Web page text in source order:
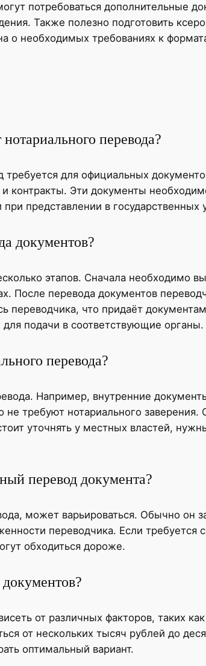
потребоваться дополнительные
Также полезно подготовить
о необходимых требованиях к
перевода?
для официальных
Эти документы
представлении в государственных
документов?
этапов. Сначала необходимо
После перевода документов
переводчика, что придаёт
подачи в соответствующие органы.
перевода?
Например, внутренние
требуют нотариального заверения.
уточнять у местных властей,
перевод документа?
может варьироваться. Обычно он
переводчика. Если
обходиться дороже.
от различных факторов, таких
от нескольких тысяч рублей до
оптимальный вариант.